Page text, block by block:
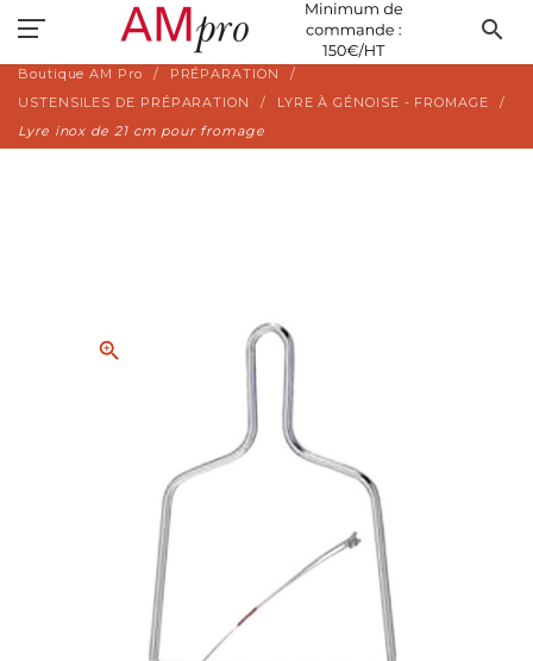
search
Boutique AM Pro
PRÉPARATION
USTENSILES DE PRÉPARATION
LYRE À GÉNOISE - FROMAGE
Lyre inox de 21 cm pour fromage
zoom_in